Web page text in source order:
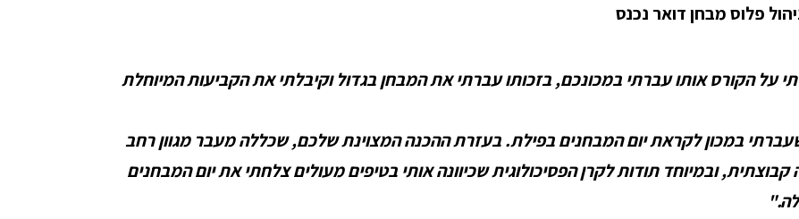
פלוס מבחן דואר נכנס
על הקורס אותו עברתי במכונכם, בזכותו עברתי את המבחן בגדול וקיבלתי את הקביעות המיוחלת
במכון לקראת יום המבחנים בפילת. בעזרת ההכנה המצוינת שלכם, שכללה מעבר מגוון רחב
ובמיוחד תודות לקרן הפסיכולוגית שכיוונה אותי בטיפים מעולים צלחתי את יום המבחנים